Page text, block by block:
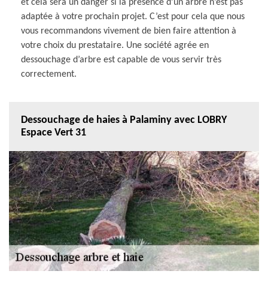
et cela sera un danger si la présence d’un arbre n’est pas
adaptée à votre prochain projet. C’est pour cela que nous
vous recommandons vivement de bien faire attention à
votre choix du prestataire. Une société agrée en
dessouchage d’arbre est capable de vous servir très
correctement.
Dessouchage de haies à Palaminy avec LOBRY
Espace Vert 31